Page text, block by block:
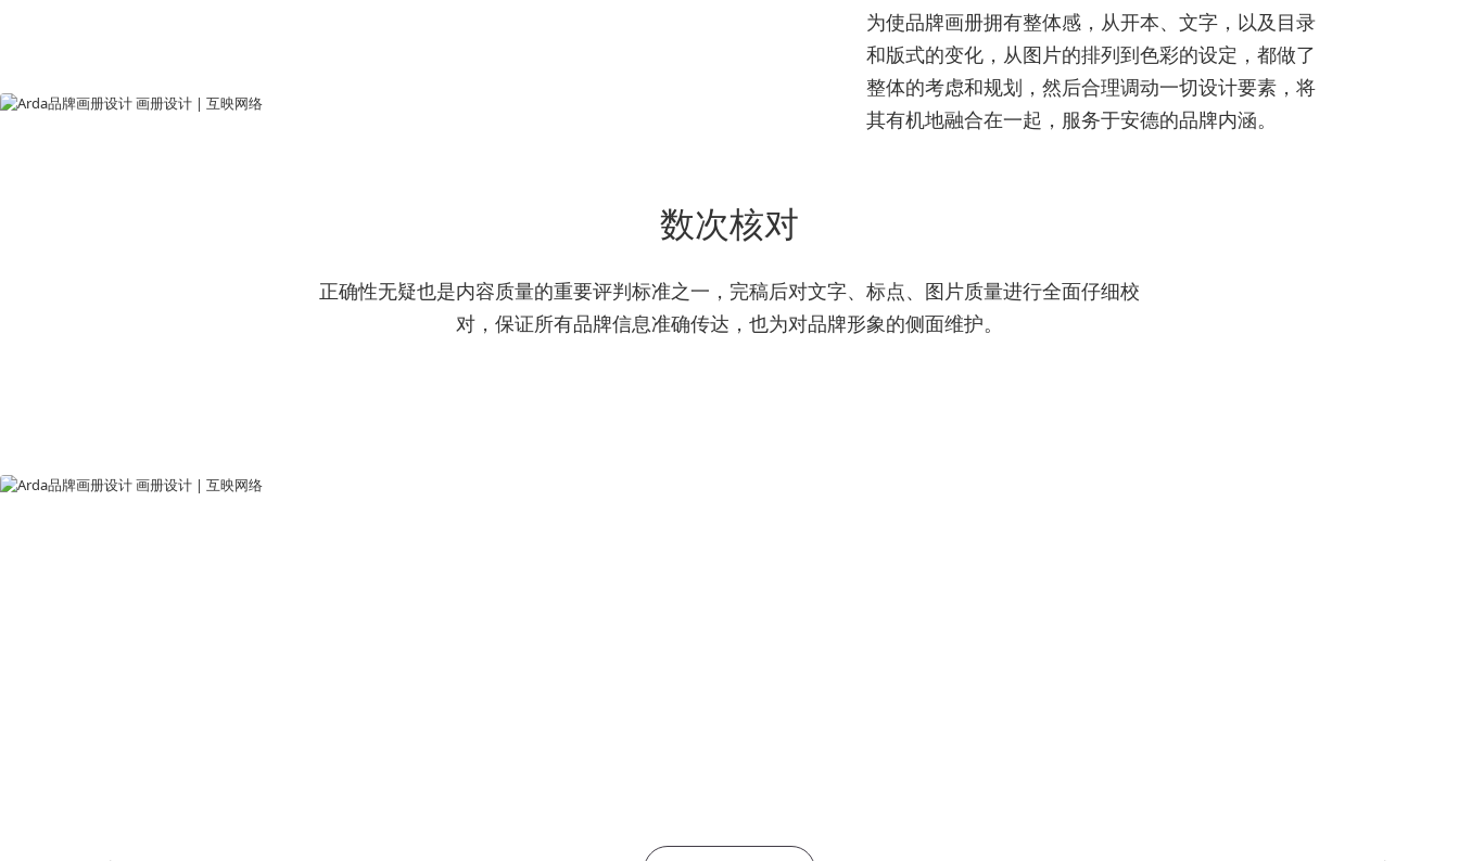
为使品牌画册拥有整体感，从开本、文字，以及目录
和版式的变化，从图片的排列到色彩的设定，都做了
整体的考虑和规划，然后合理调动一切设计要素，将
其有机地融合在一起，服务于安德的品牌内涵。
数次核对
正确性无疑也是内容质量的重要评判标准之一，完稿后对文字、标点、图片质量进行全面仔细校
对，保证所有品牌信息准确传达，也为对品牌形象的侧面维护。